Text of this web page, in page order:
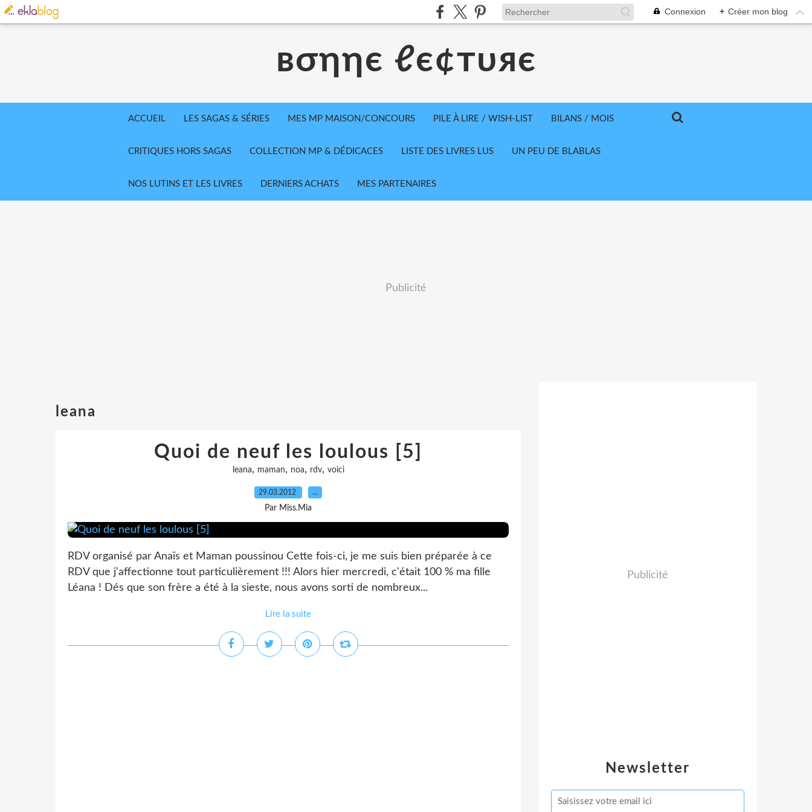
Connexion + Créer mon blog
вσηηє ℓє¢тυяє
ACCUEIL LES SAGAS & SÉRIES MES MP MAISON/CONCOURS PILE À LIRE / WISH-LIST BILANS / MOIS
CRITIQUES HORS SAGAS COLLECTION MP & DÉDICACES LISTE DES LIVRES LUS UN PEU DE BLABLAS
NOS LUTINS ET LES LIVRES DERNIERS ACHATS MES PARTENAIRES
Publicité
leana
Quoi de neuf les loulous [5]
leana, maman, noa, rdv, voici
29.03.2012 …
Par Miss.Mia
RDV organisé par Anaïs et Maman poussinou Cette fois-ci, je me suis bien préparée à ce
RDV que j'affectionne tout particulièrement !!! Alors hier mercredi, c'était 100 % ma fille
Léana ! Dés que son frère a été à la sieste, nous avons sorti de nombreux...
Lire la suite
Newsletter
Publicité